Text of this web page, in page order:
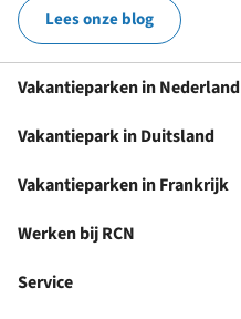
Lees onze blog
Vakantieparken in Nederland
Vakantiepark in Duitsland
Vakantieparken in Frankrijk
Werken bij RCN
Service